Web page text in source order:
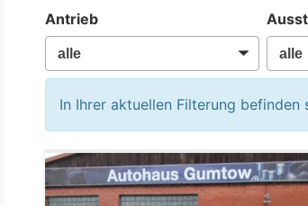
Antrieb
In Ihrer aktuellen Filterung befinden